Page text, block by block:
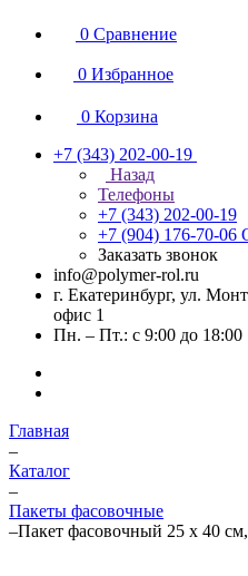
0 Сравнение
0 Избранное
0 Корзина
+7 (343) 202-00-19
Назад
Телефоны
+7 (343) 202-00-19
+7 (904) 176-70-06
Заказать звонок
info@polymer-rol.ru
г. Екатеринбург, ул.
офис 1
Пн. – Пт.: с 9:00 до 18:00
Главная
–
Каталог
–
Пакеты фасовочные
–Пакет фасовочный 25 х 40